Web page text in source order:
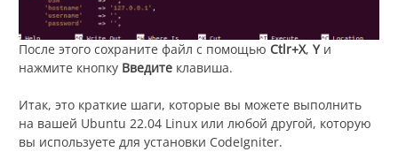
После этого сохраните файл с помощью Ctlr+X, Yи
нажмите кнопку Введите клавиша.
Итак, это краткие шаги, которые вы можете выполнить
на вашей Ubuntu 22.04 Linux или любой другой, которую
вы используете для установки CodeIgniter.